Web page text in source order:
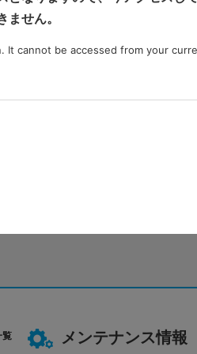
メンテナンス情報
せん。
It cannot be accessed from your